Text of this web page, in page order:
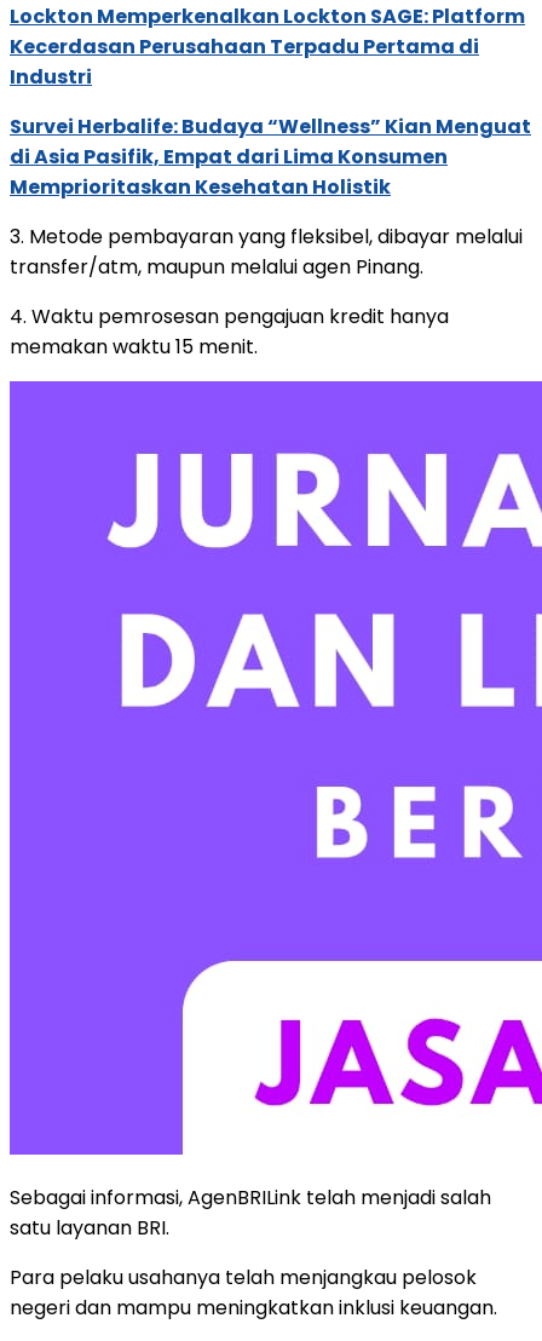
Lockton Memperkenalkan Lockton SAGE: Platform
Kecerdasan Perusahaan Terpadu Pertama di
Industri
Survei Herbalife: Budaya “Wellness” Kian Menguat
di Asia Pasifik, Empat dari Lima Konsumen
Memprioritaskan Kesehatan Holistik
3. Metode pembayaran yang fleksibel, dibayar melalui
transfer/atm, maupun melalui agen Pinang.
4. Waktu pemrosesan pengajuan kredit hanya
memakan waktu 15 menit.
Sebagai informasi, AgenBRILink telah menjadi salah
satu layanan BRI.
Para pelaku usahanya telah menjangkau pelosok
negeri dan mampu meningkatkan inklusi keuangan.